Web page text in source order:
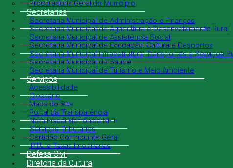
Procuradoria Geral do Município
Secretarias
Secretaria Municipal de Administração e Finanças
Secretaria Municipal de Agricultura e Desenvolvimento Rural
Secretaria Municipal de Assistência Social
Secretaria Municipal de Educação, Cultura e Desportos
Secretaria Municipal Infraestrutura, Transportes e Serviços
Secretaria Municipal de Saúde
Secretaria Municipal de Turismo e Meio Ambiente
Serviços
Acessibilidade
Glossário
Mapa do Site
Portal da Transparência
Nota Fiscal Eletrônica NF-E
Serviços Tributários
Certidão Contribuinte Geral
IPTU e Taxas Imobiliarias
Defesa Civil
Diretoria da Cultura